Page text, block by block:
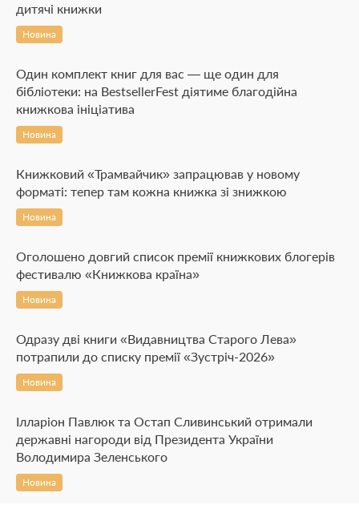
дитячі книжки
Новина
Один комплект книг для вас — ще один для
бібліотеки: на BestsellerFest діятиме благодійна
книжкова ініціатива
Новина
Книжковий «Трамвайчик» запрацював у новому
форматі: тепер там кожна книжка зі знижкою
Новина
Оголошено довгий список премії книжкових блогерів
фестивалю «Книжкова країна»
Новина
Одразу дві книги «Видавництва Старого Лева»
потрапили до списку премії «Зустріч-2026»
Новина
Ілларіон Павлюк та Остап Сливинський отримали
державні нагороди від Президента України
Володимира Зеленського
Новина